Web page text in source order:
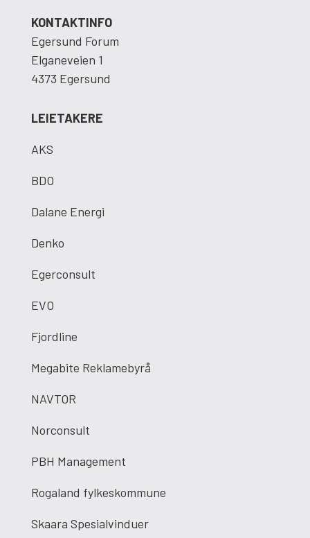
KONTAKTINFO
Egersund Forum
Elganeveien 1
4373 Egersund
LEIETAKERE
AKS
BDO
Dalane Energi
Denko
Egerconsult
EVO
Fjordline
Megabite Reklamebyrå
NAVTOR
Norconsult
PBH Management
Rogaland fylkeskommune
Skaara Spesialvinduer